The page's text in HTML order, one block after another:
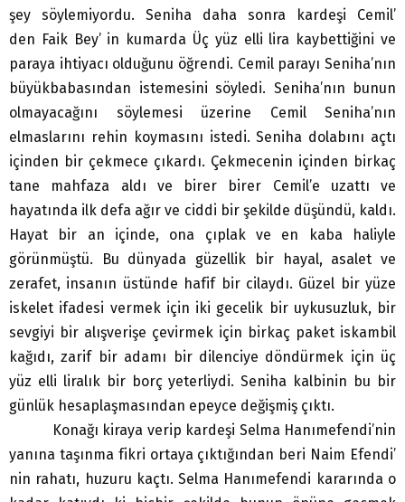
şey söylemiyordu. Seniha daha sonra kardeşi Cemil’
den Faik Bey’ in kumarda Üç yüz elli lira kaybettiğini ve
paraya ihtiyacı olduğunu öğrendi. Cemil parayı Seniha’nın
büyükbabasından istemesini söyledi. Seniha’nın bunun
olmayacağını söylemesi üzerine Cemil Seniha’nın
elmaslarını rehin koymasını istedi. Seniha dolabını açtı
içinden bir çekmece çıkardı. Çekmecenin içinden birkaç
tane mahfaza aldı ve birer birer Cemil’e uzattı ve
hayatında ilk defa ağır ve ciddi bir şekilde düşündü, kaldı.
Hayat bir an içinde, ona çıplak ve en kaba haliyle
görünmüştü. Bu dünyada güzellik bir hayal, asalet ve
zerafet, insanın üstünde hafif bir cilaydı. Güzel bir yüze
iskelet ifadesi vermek için iki gecelik bir uykusuzluk, bir
sevgiyi bir alışverişe çevirmek için birkaç paket iskambil
kağıdı, zarif bir adamı bir dilenciye döndürmek için üç
yüz elli liralık bir borç yeterliydi. Seniha kalbinin bu bir
günlük hesaplaşmasından epeyce değişmiş çıktı.
Konağı kiraya verip kardeşi Selma Hanımefendi’nin
yanına taşınma fikri ortaya çıktığından beri Naim Efendi’
nin rahatı, huzuru kaçtı. Selma Hanımefendi kararında o